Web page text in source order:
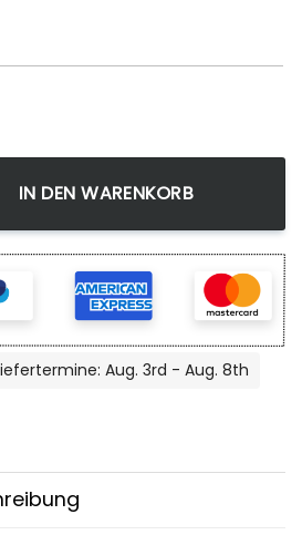
- Leinwandbild Menge
IN DEN WARENKORB
Aug. 3rd - Aug. 8th